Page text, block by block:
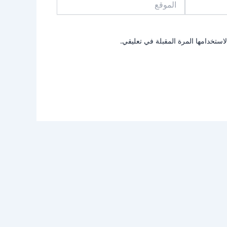
المرة المقبلة في تعليقي.